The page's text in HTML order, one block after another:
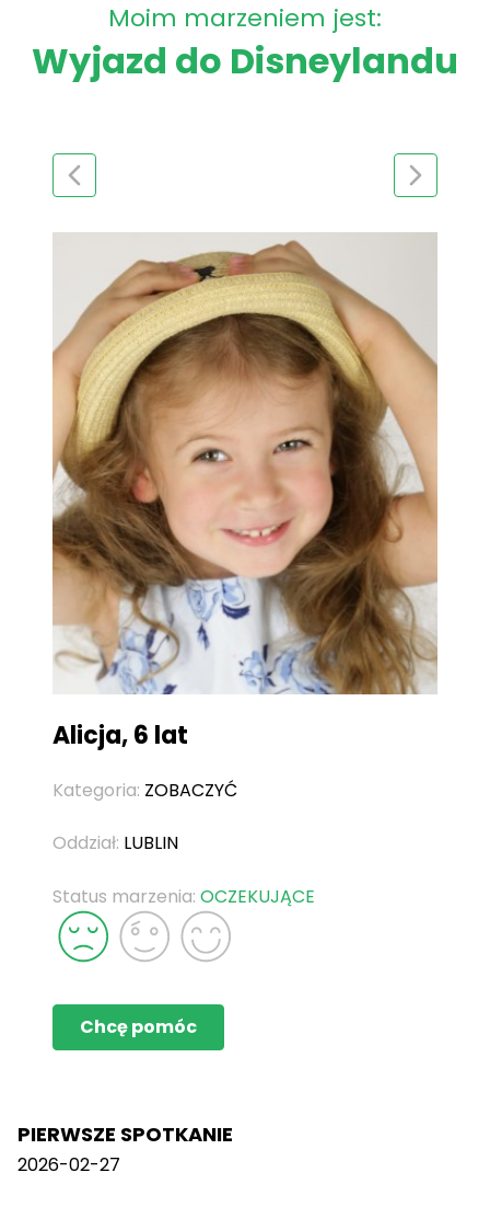
Moim marzeniem jest:
Wyjazd do Disneylandu
Alicja, 6 lat
Kategoria: ZOBACZYĆ
Oddział: LUBLIN
Status marzenia: OCZEKUJĄCE
Chcę pomóc
PIERWSZE SPOTKANIE
2026-02-27